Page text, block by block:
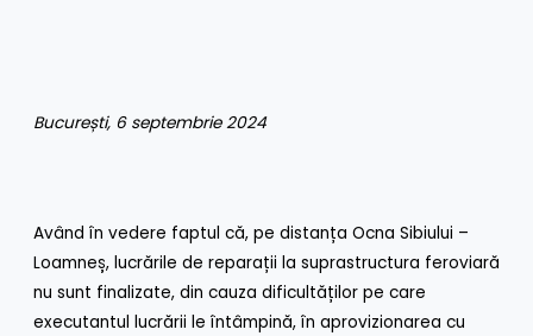
București, 6 septembrie 2024
Având în vedere faptul că, pe distanța Ocna Sibiului –
Loamneș, lucrările de reparații la suprastructura feroviară
nu sunt finalizate, din cauza dificultăților pe care
executantul lucrării le întâmpină, în aprovizionarea cu